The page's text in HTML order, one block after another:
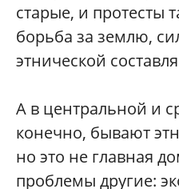
старые, и протесты
борьба за землю,
этнической
А в центральной и
конечно, бывают
но это не главная
проблемы другие: